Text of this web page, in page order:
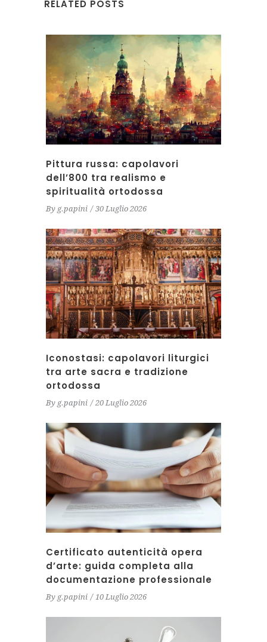
RELATED POSTS
Pittura russa: capolavori
dell’800 tra realismo e
spiritualità ortodossa
By g.papini 30 Luglio 2026
Iconostasi: capolavori liturgici
tra arte sacra e tradizione
ortodossa
By g.papini 20 Luglio 2026
Certificato autenticità opera
d’arte: guida completa alla
documentazione professionale
By g.papini 10 Luglio 2026